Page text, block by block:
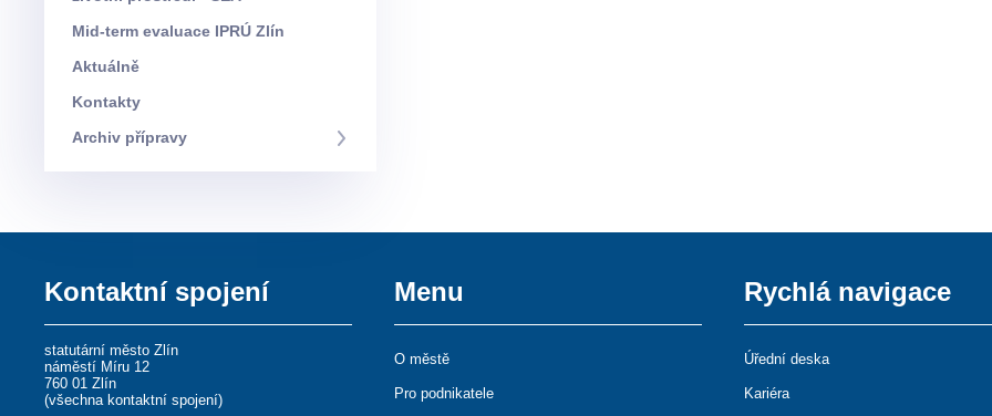
Mid-term evaluace IPRÚ Zlín
Aktuálně
Kontakty
Archiv přípravy
Kontaktní spojení
statutární město Zlín
náměstí Míru 12
760 01 Zlín
(všechna kontaktní spojení)
Menu
O městě
Pro podnikatele
Rychlá navigace
Úřední deska
Kariéra